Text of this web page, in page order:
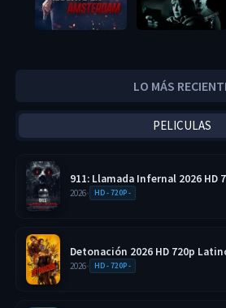
LO MÁS
PELICULAS
911: Llamada Infernal 2026 HD
2026• HD - 720P -
Detonación 2026 HD 720p
2026• HD - 720P -